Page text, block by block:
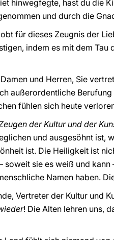
hinwegfegte, hast du die
und durch die
für dieses Zeugnis der
indem es mit dem
und Herren, Sie
außerordentliche
fühlen sich heute
der Kultur und der
und ausgesöhnt ist,
ist. Die Heiligkeit ist
soweit sie es weiß und
Namen haben.
Vertreter der Kultur und
! Die Alten lehren uns,